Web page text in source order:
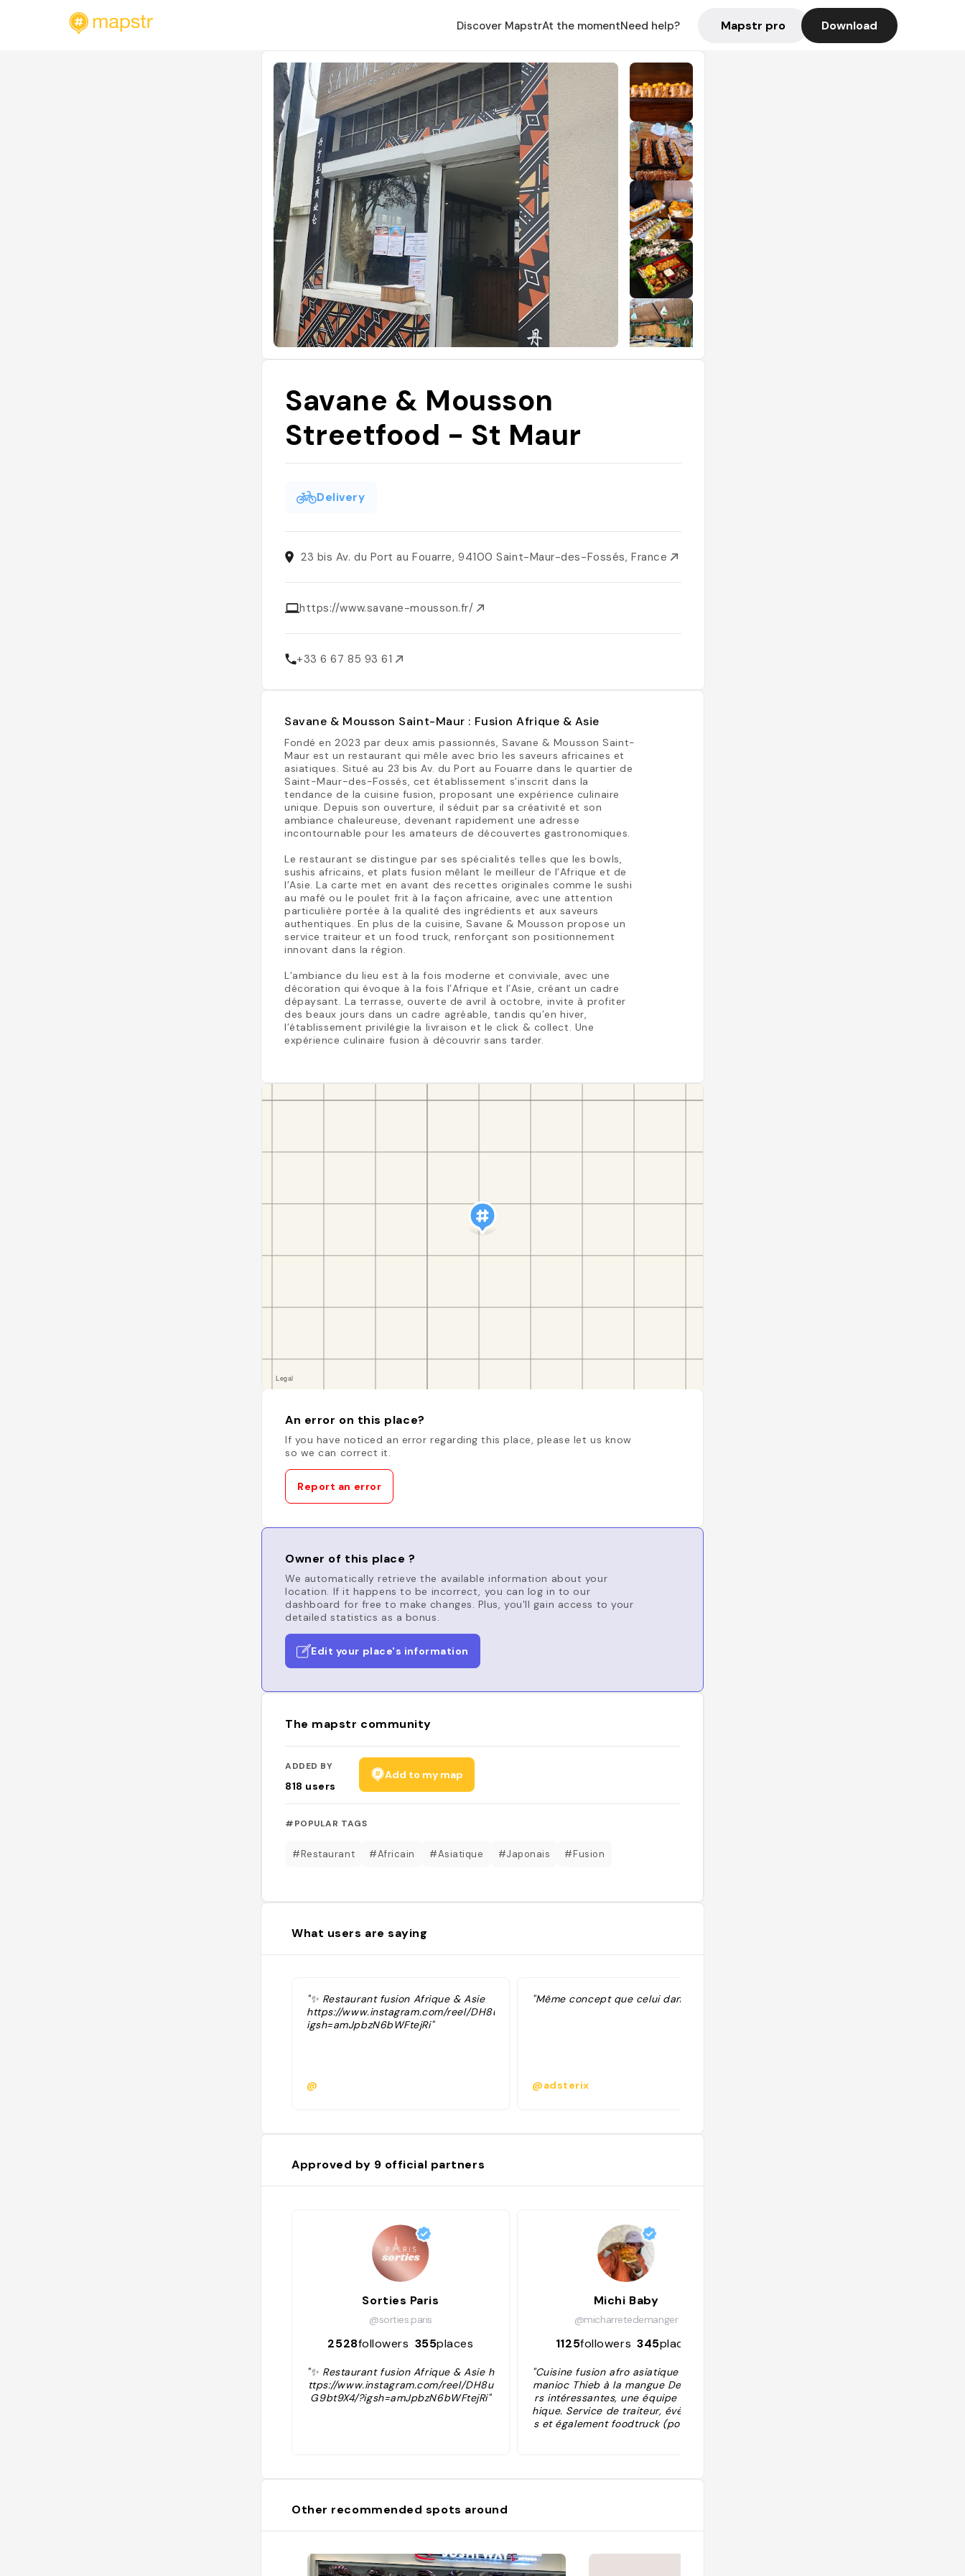
Discover MapstrAt the momentNeed help? Mapstr pro Download
Savane & Mousson
Streetfood - St Maur
Delivery
23 bis Av. du Port au Fouarre, 94100 Saint-Maur-des-Fossés, France
https://www.savane-mousson.fr/
+33 6 67 85 93 61
Savane & Mousson Saint-Maur : Fusion Afrique & Asie
Fondé en 2023 par deux amis passionnés, Savane & Mousson Saint-
Maur est un restaurant qui mêle avec brio les saveurs africaines et
asiatiques. Situé au 23 bis Av. du Port au Fouarre dans le quartier de
Saint-Maur-des-Fossés, cet établissement s’inscrit dans la
tendance de la cuisine fusion, proposant une expérience culinaire
unique. Depuis son ouverture, il séduit par sa créativité et son
ambiance chaleureuse, devenant rapidement une adresse
incontournable pour les amateurs de découvertes gastronomiques.
Le restaurant se distingue par ses spécialités telles que les bowls,
sushis africains, et plats fusion mêlant le meilleur de l’Afrique et de
l’Asie. La carte met en avant des recettes originales comme le sushi
au mafé ou le poulet frit à la façon africaine, avec une attention
particulière portée à la qualité des ingrédients et aux saveurs
authentiques. En plus de la cuisine, Savane & Mousson propose un
service traiteur et un food truck, renforçant son positionnement
innovant dans la région.
L’ambiance du lieu est à la fois moderne et conviviale, avec une
décoration qui évoque à la fois l’Afrique et l’Asie, créant un cadre
dépaysant. La terrasse, ouverte de avril à octobre, invite à profiter
des beaux jours dans un cadre agréable, tandis qu’en hiver,
l’établissement privilégie la livraison et le click & collect. Une
expérience culinaire fusion à découvrir sans tarder.
An error on this place?
If you have noticed an error regarding this place, please let us know
so we can correct it.
Report an error
Owner of this place ?
We automatically retrieve the available information about your
location. If it happens to be incorrect, you can log in to our
dashboard for free to make changes. Plus, you'll gain access to your
detailed statistics as a bonus.
Edit your place's information
The mapstr community
ADDED BY
818 users
Add to my map
#POPULAR TAGS
#Restaurant #Africain #Asiatique #Japonais #Fusion
What users are saying
"✨ Restaurant fusion Afrique & Asie
https://www.instagram.com/reel/DH8uG9bt9X4/?
igsh=amJpbzN6bWFtejRi"
@
"Même concept que celui dans le 11e"
@adsterix
Approved by 9 official partners
Sorties Paris
@sorties.paris
2528followers 355places
"✨ Restaurant fusion Afrique & Asie h
ttps://www.instagram.com/reel/DH8u
G9bt9X4/?igsh=amJpbzN6bWFtejRi"
Michi Baby
@micharretedemanger
1125followers 345places
"Cuisine fusion afro asiatique Rolls au
manioc Thieb à la mangue Des saveu
rs intéressantes, une équipe sympat
hique. Service de traiteur, évènement
s et également foodtruck (possible d
Other recommended spots around